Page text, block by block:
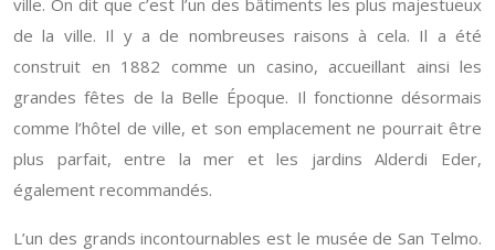
ville. On dit que c’est l’un des bâtiments les plus majestueux
de la ville. Il y a de nombreuses raisons à cela. Il a été
construit en 1882 comme un casino, accueillant ainsi les
grandes fêtes de la Belle Époque. Il fonctionne désormais
comme l’hôtel de ville, et son emplacement ne pourrait être
plus parfait, entre la mer et les jardins Alderdi Eder,
également recommandés.
L’un des grands incontournables est le musée de San Telmo.